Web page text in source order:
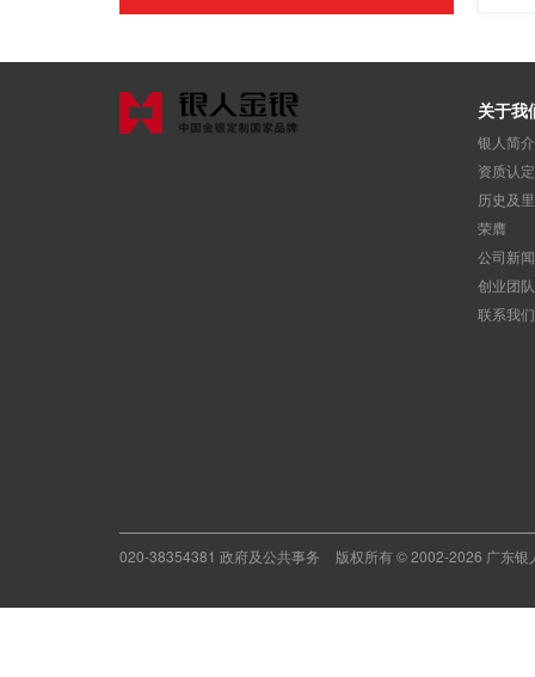
关于我
银人简介
资质认定
历史及
荣膺
公司新
创业团队
联系我们
020-38354381 政府及公共事务 版权所有 © 2002-2026 广东银